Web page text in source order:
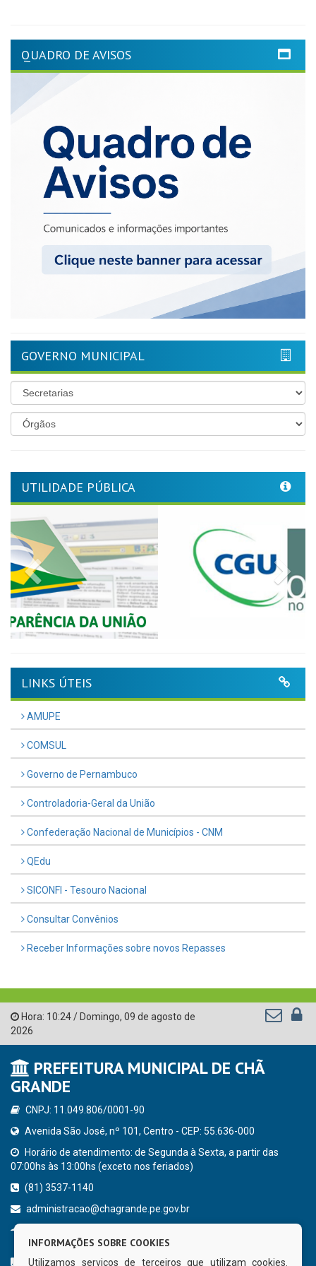
QUADRO DE AVISOS
GOVERNO MUNICIPAL
UTILIDADE PÚBLICA
Previous
LINKS ÚTEIS
AMUPE
COMSUL
Governo de Pernambuco
Controladoria-Geral da União
Confederação Nacional de Municípios - CNM
QEdu
SICONFI - Tesouro Nacional
Consultar Convênios
Receber Informações sobre novos Repasses
Hora: 10:24/ Domingo, 09 de agosto de
2026
PREFEITURA MUNICIPAL DE CHÃ
GRANDE
CNPJ: 11.049.806/0001-90
Avenida São José, nº 101, Centro - CEP: 55.636-000
Horário de atendimento: de Segunda à Sexta, a partir das
07:00hs às 13:00hs (exceto nos feriados)
(81) 3537-1140
administracao@chagrande.pe.gov.br
CURTA NOSSA FAN PAGE
INFORMAÇÕES SOBRE COOKIES
Utilizamos serviços de terceiros que utilizam cookies.